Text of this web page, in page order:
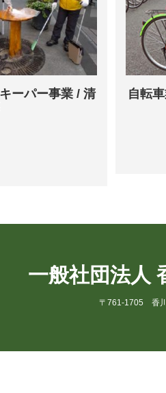
ーパー事業 / 清
自転
一般社団法人
〒761-1705 香川